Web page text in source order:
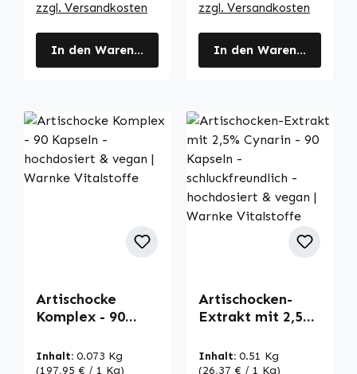
zzgl. Versandkosten
In den Warenkorb
zzgl. Versandkosten
In den Warenkorb
Artischocke
Komplex - 90
hochdosiert &
vegan | Warnke
Inhalt: 0.073 Kg
(197,95 € / 1 Kg)
Artischocken-
Extrakt mit 2,5%
Kapseln -
schluckfreundlich
Inhalt: 0.51 Kg
(26,37 € / 1 Kg)